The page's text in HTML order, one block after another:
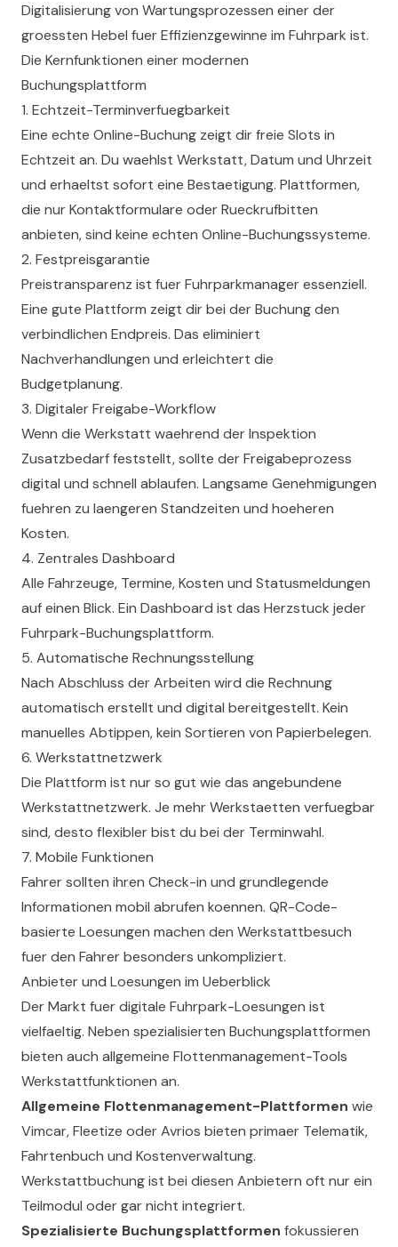
Digitalisierung von Wartungsprozessen einer der
groessten Hebel fuer Effizienzgewinne im Fuhrpark ist.
Die Kernfunktionen einer modernen
Buchungsplattform
1. Echtzeit-Terminverfuegbarkeit
Eine echte Online-Buchung zeigt dir freie Slots in
Echtzeit an. Du waehlst Werkstatt, Datum und Uhrzeit
und erhaeltst sofort eine Bestaetigung. Plattformen,
die nur Kontaktformulare oder Rueckrufbitten
anbieten, sind keine echten Online-Buchungssysteme.
2. Festpreisgarantie
Preistransparenz ist fuer Fuhrparkmanager essenziell.
Eine gute Plattform zeigt dir bei der Buchung den
verbindlichen Endpreis. Das eliminiert
Nachverhandlungen und erleichtert die
Budgetplanung.
3. Digitaler Freigabe-Workflow
Wenn die Werkstatt waehrend der Inspektion
Zusatzbedarf feststellt, sollte der Freigabeprozess
digital und schnell ablaufen. Langsame Genehmigungen
fuehren zu laengeren Standzeiten und hoeheren
Kosten.
4. Zentrales Dashboard
Alle Fahrzeuge, Termine, Kosten und Statusmeldungen
auf einen Blick. Ein Dashboard ist das Herzstuck jeder
Fuhrpark-Buchungsplattform.
5. Automatische Rechnungsstellung
Nach Abschluss der Arbeiten wird die Rechnung
automatisch erstellt und digital bereitgestellt. Kein
manuelles Abtippen, kein Sortieren von Papierbelegen.
6. Werkstattnetzwerk
Die Plattform ist nur so gut wie das angebundene
Werkstattnetzwerk. Je mehr Werkstaetten verfuegbar
sind, desto flexibler bist du bei der Terminwahl.
7. Mobile Funktionen
Fahrer sollten ihren Check-in und grundlegende
Informationen mobil abrufen koennen. QR-Code-
basierte Loesungen machen den Werkstattbesuch
fuer den Fahrer besonders unkompliziert.
Anbieter und Loesungen im Ueberblick
Der Markt fuer digitale Fuhrpark-Loesungen ist
vielfaeltig. Neben spezialisierten Buchungsplattformen
bieten auch allgemeine Flottenmanagement-Tools
Werkstattfunktionen an.
Allgemeine Flottenmanagement-Plattformen wie
Vimcar, Fleetize oder Avrios bieten primaer Telematik,
Fahrtenbuch und Kostenverwaltung.
Werkstattbuchung ist bei diesen Anbietern oft nur ein
Teilmodul oder gar nicht integriert.
Spezialisierte Buchungsplattformen fokussieren